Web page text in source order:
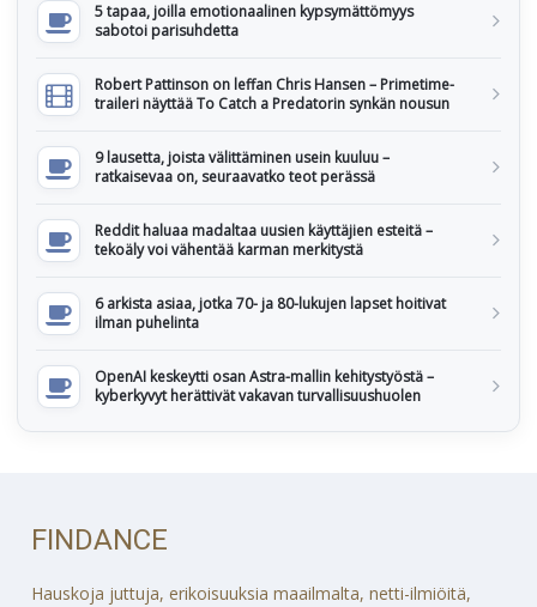
5 tapaa, joilla emotionaalinen kypsymättömyys
sabotoi parisuhdetta
Robert Pattinson on leffan Chris Hansen – Primetime-
traileri näyttää To Catch a Predatorin synkän nousun
9 lausetta, joista välittäminen usein kuuluu –
ratkaisevaa on, seuraavatko teot perässä
Reddit haluaa madaltaa uusien käyttäjien esteitä –
tekoäly voi vähentää karman merkitystä
6 arkista asiaa, jotka 70- ja 80-lukujen lapset hoitivat
ilman puhelinta
OpenAI keskeytti osan Astra-mallin kehitystyöstä –
kyberkyvyt herättivät vakavan turvallisuushuolen
FINDANCE
Hauskoja juttuja, erikoisuuksia maailmalta, netti-ilmiöitä,